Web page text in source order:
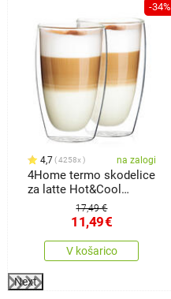
-34%
4,7 4258x na zalogi
4Home termo skodelice
za latte Hot&Cool
410ml, 2 kos
17,49 €
11,49€
V košarico
Next